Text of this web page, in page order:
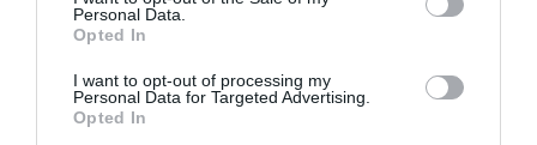
Personal Data.
Opted In
I want to opt-out of processing my
Personal Data for Targeted Advertising.
Opted In
Javier Sinay y una generación
retratada en crímenes